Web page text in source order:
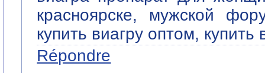
красноярске, мужской
купить виагру оптом,
Répondre